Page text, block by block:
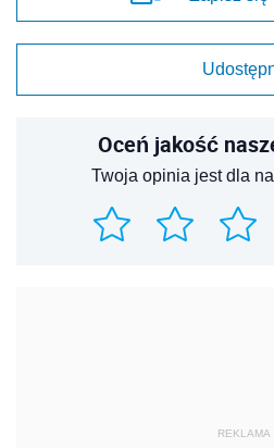
Oceń jakość
Twoja opinia jest dla
REKLAMA